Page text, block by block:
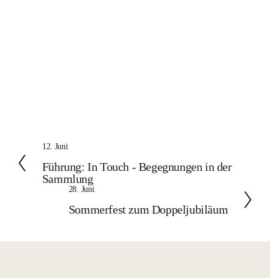
Z
u
r
ü
12. Juni
Führung: In Touch - Begegnungen in der
Sammlung
W
e
i
e
28. Juni
Sommerfest zum Doppeljubiläum